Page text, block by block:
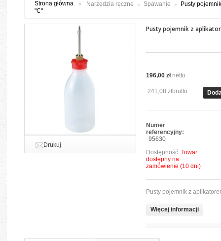
Strona główna Narzędzia ręczne Spawanie
Pusty
"C"
Drukuj
Pusty pojemnik z
196,00 złnetto
241,08 złbrutto
Numer
referencyjny:
95630
Dostępność: Towar
dostępny na
zamówienie (10 dni)
Pusty pojemnik z
Więcej informacji